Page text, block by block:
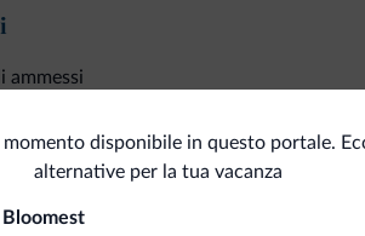
ammessi
momento disponibile in questo portale.
alternative per la tua vacanza
Bloomest